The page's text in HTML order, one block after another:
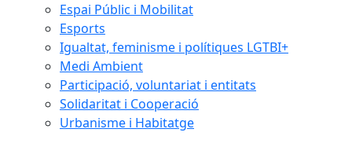
Espai Públic i Mobilitat
Esports
Igualtat, feminisme i polítiques LGTBI+
Medi Ambient
Participació, voluntariat i entitats
Solidaritat i Cooperació
Urbanisme i Habitatge